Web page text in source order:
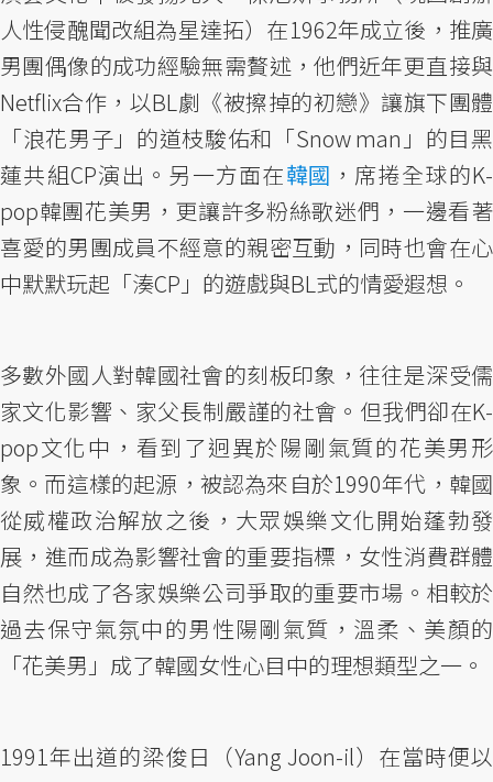
人性侵醜聞改組為星達拓）在1962年成立後，推廣
男團偶像的成功經驗無需贅述，他們近年更直接與
Netflix合作，以BL劇《被擦掉的初戀》讓旗下團體
「浪花男子」的道枝駿佑和「Snow man」的目黑
蓮共組CP演出。另一方面在韓國 ，席捲全球的K-
pop韓團花美男，更讓許多粉絲歌迷們，一邊看著
喜愛的男團成員不經意的親密互動，同時也會在心
中默默玩起「湊CP」的遊戲與BL式的情愛遐想。
多數外國人對韓國社會的刻板印象，往往是深受儒
家文化影響、家父長制嚴謹的社會。但我們卻在K-
pop文化中，看到了迥異於陽剛氣質的花美男形
象。而這樣的起源，被認為來自於1990年代，韓國
從威權政治解放之後，大眾娛樂文化開始蓬勃發
展，進而成為影響社會的重要指標，女性消費群體
自然也成了各家娛樂公司爭取的重要市場。相較於
過去保守氣氛中的男性陽剛氣質，溫柔、美顏的
「花美男」成了韓國女性心目中的理想類型之一。
1991年出道的梁俊日（Yang Joon-il）在當時便以